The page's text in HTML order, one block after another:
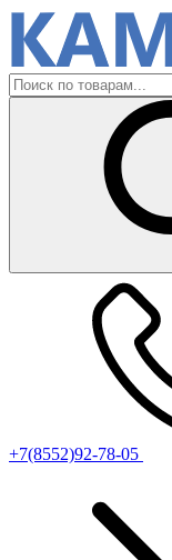
+7(8552)92-78-05